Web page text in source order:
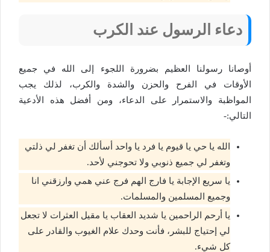
دعاء الرسول عند الكرب
أوصانا رسولنا العظيم بضرورة اللجوء إلى الله في جميع
الأوقات في الفرح والحزن والشدة والكرب، لذلك يجب
المواظبة والاستمرار على الدعاء، ومن أفضل هذه الأدعية
التالي:-
الله يا حي يا قيوم يا فرد يا واحد أسألك أن تغفر لي ذلتي
وتغفر لي جميع ذنوبي ولا تحوجني لأحد.
يا سريع الإجابة يا فارج الهم فرج عني همي وارزقني انا
وجميع المسلمين والمسلمات.
يا أرحم الراحمين يا شديد العقاب يا مقيل العثرات لا تجعل
لي إحتياج للبشر، فأنت وحدك علام الغيوب والقادر على
كل شيء.